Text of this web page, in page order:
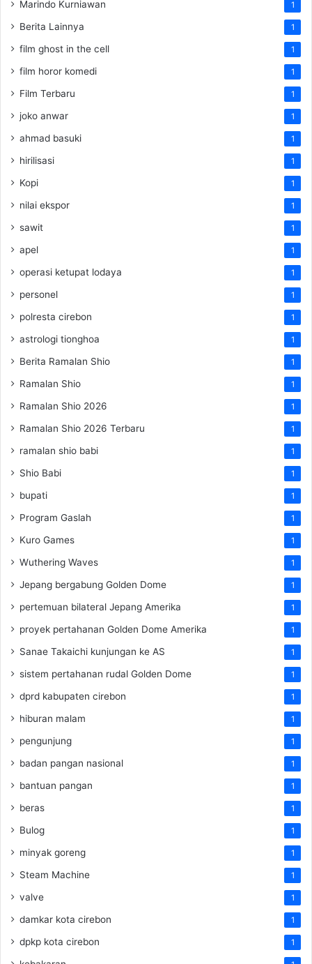
Marindo Kurniawan 1
Berita Lainnya 1
film ghost in the cell 1
film horor komedi 1
Film Terbaru 1
joko anwar 1
ahmad basuki 1
hirilisasi 1
Kopi 1
nilai ekspor 1
sawit 1
apel 1
operasi ketupat lodaya 1
personel 1
polresta cirebon 1
astrologi tionghoa 1
Berita Ramalan Shio 1
Ramalan Shio 1
Ramalan Shio 2026 1
Ramalan Shio 2026 Terbaru 1
ramalan shio babi 1
Shio Babi 1
bupati 1
Program Gaslah 1
Kuro Games 1
Wuthering Waves 1
Jepang bergabung Golden Dome 1
pertemuan bilateral Jepang Amerika 1
proyek pertahanan Golden Dome Amerika 1
Sanae Takaichi kunjungan ke AS 1
sistem pertahanan rudal Golden Dome 1
dprd kabupaten cirebon 1
hiburan malam 1
pengunjung 1
badan pangan nasional 1
bantuan pangan 1
beras 1
Bulog 1
minyak goreng 1
Steam Machine 1
valve 1
damkar kota cirebon 1
dpkp kota cirebon 1